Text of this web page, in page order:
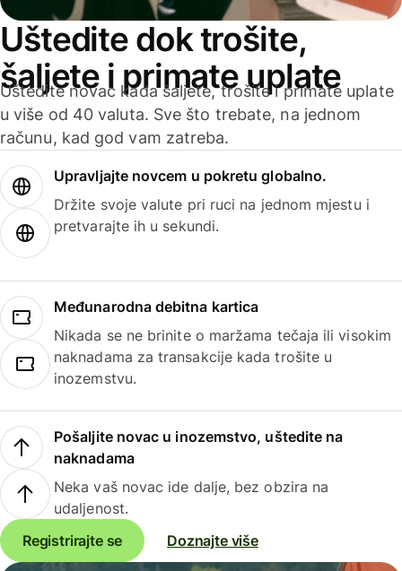
Uštedite dok trošite,
šaljete i primate uplate
Uštedite novac kada šaljete, trošite i primate uplate
u više od 40 valuta. Sve što trebate, na jednom
računu, kad god vam zatreba.
Upravljajte novcem u pokretu globalno.
Držite svoje valute pri ruci na jednom mjestu i
pretvarajte ih u sekundi.
Međunarodna debitna kartica
Nikada se ne brinite o maržama tečaja ili visokim
naknadama za transakcije kada trošite u
inozemstvu.
Pošaljite novac u inozemstvo, uštedite na
naknadama
Neka vaš novac ide dalje, bez obzira na
udaljenost.
Registrirajte se
Doznajte više